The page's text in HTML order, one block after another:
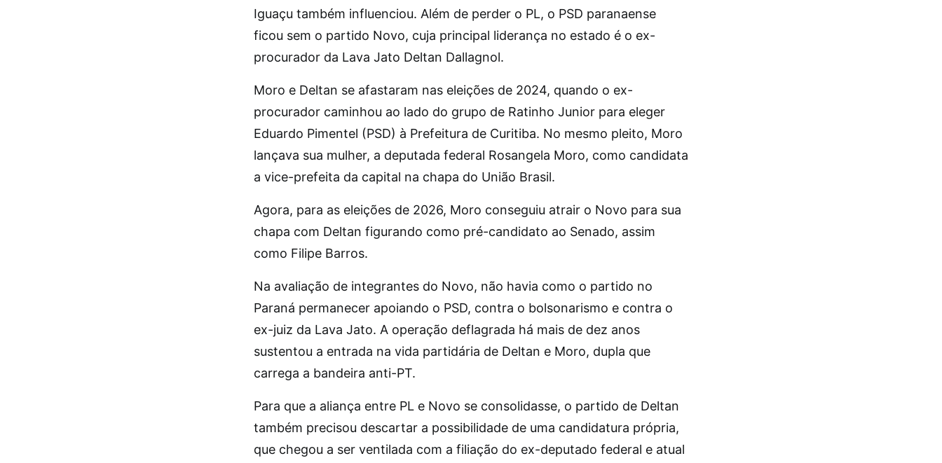
Iguaçu também influenciou. Além de perder o PL, o PSD paranaense
ficou sem o partido Novo, cuja principal liderança no estado é o ex-
procurador da Lava Jato Deltan Dallagnol.
Moro e Deltan se afastaram nas eleições de 2024, quando o ex-
procurador caminhou ao lado do grupo de Ratinho Junior para eleger
Eduardo Pimentel (PSD) à Prefeitura de Curitiba. No mesmo pleito, Moro
lançava sua mulher, a deputada federal Rosangela Moro, como candidata
a vice-prefeita da capital na chapa do União Brasil.
Agora, para as eleições de 2026, Moro conseguiu atrair o Novo para sua
chapa com Deltan figurando como pré-candidato ao Senado, assim
como Filipe Barros.
Na avaliação de integrantes do Novo, não havia como o partido no
Paraná permanecer apoiando o PSD, contra o bolsonarismo e contra o
ex-juiz da Lava Jato. A operação deflagrada há mais de dez anos
sustentou a entrada na vida partidária de Deltan e Moro, dupla que
carrega a bandeira anti-PT.
Para que a aliança entre PL e Novo se consolidasse, o partido de Deltan
também precisou descartar a possibilidade de uma candidatura própria,
que chegou a ser ventilada com a filiação do ex-deputado federal e atual